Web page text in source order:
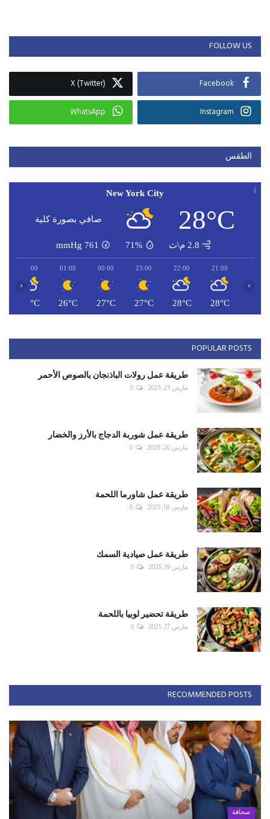
FOLLOW US
Facebook
X (Twitter)
Instagram
WhatsApp
الطقس
New York City
28°C صافي بصورة كلية
2.8 م\ث 71%
761
mmHg
21:00
28°C
22:00
28°C
23:00
27°C
00:00
27°C
01:00
26°C
02:00
26°C
‹ ›
POPULAR POSTS
طريقة عمل رولات الباذنجان بالصوص الأحمر
مارس 21, 2025 0
طريقة عمل شوربة الدجاج بالأرز والخضار
مارس 20, 2025 0
طريقة عمل شاورما اللحمة
مارس 18, 2025 0
طريقة عمل صيادية السمك
مارس 19, 2025 0
طريقة تحضير لوبيا باللحمة
مارس 17, 2025 0
RECOMMENDED POSTS
صحافة